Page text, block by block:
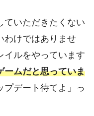
ていただきたくない
わけではありませ
イルをやっています
ームだと思っていま
プデート待てよ」っ